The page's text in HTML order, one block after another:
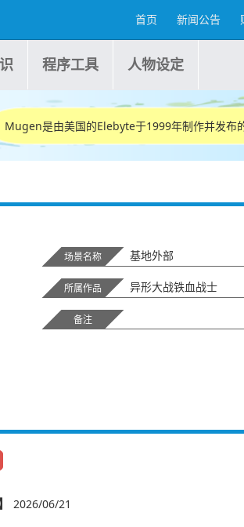
首页 新闻公告
程序工具 人物设定
Mugen是由美国的Elebyte于1999年制作并发布
场景名称 基地外部
所属作品 异形大战铁血战士
备注
2026/06/21